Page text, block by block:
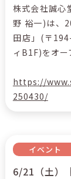
株式会社誠心
野 裕一)は、
田店」(〒
ィB1F)をオー
https://
250430/
イベント
6/21（土）